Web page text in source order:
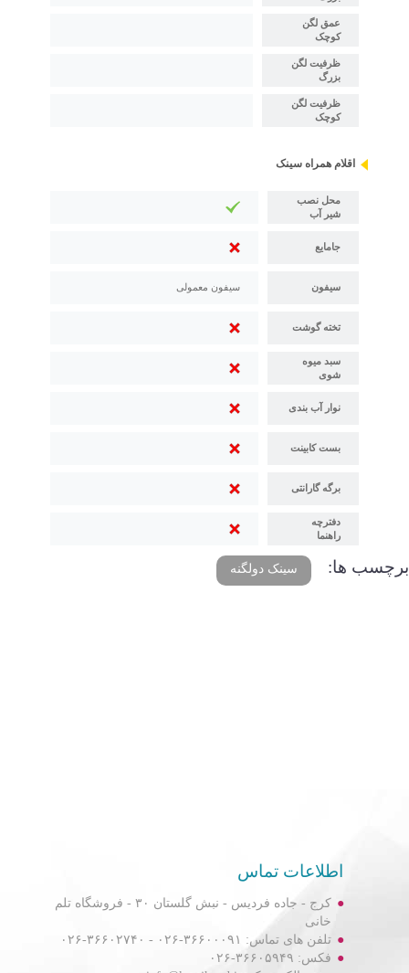
عمق لگن
کوچک
ظرفیت لگن
بزرگ
ظرفیت لگن
کوچک
اقلام همراه سینک
محل نصب
شیر آب
جامایع
سیفون سیفون معمولی
تخته گوشت
سبد میوه
شوی
نوار آب بندی
بست کابینت
برگه گارانتی
دفترچه
راهنما
برچسب ها: سینک دولگنه
اطلاعات تماس
کرج - جاده فردیس - نبش گلستان ۳۰ - فروشگاه تلم
خانی
تلفن های تماس: ۳۶۶۰۰۰۹۱-۰۲۶ - ۳۶۶۰۲۷۴۰-۰۲۶
فکس: ۳۶۶۰۵۹۴۹-۰۲۶